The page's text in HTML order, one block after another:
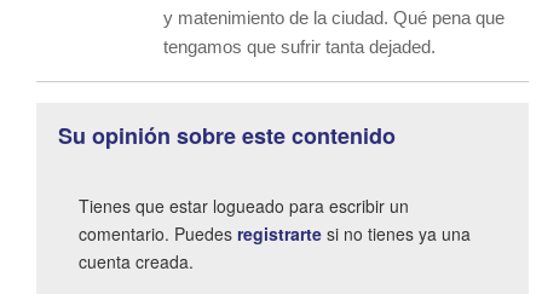
y matenimiento de la ciudad. Qué pena que
tengamos que sufrir tanta dejaded.
Su opinión sobre este contenido
Tienes que estar logueado para escribir un
comentario. Puedes registrarte si no tienes ya una
cuenta creada.